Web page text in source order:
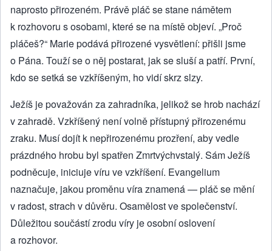
naprosto přirozeném. Právě pláč se stane námětem
k rozhovoru s osobami, které se na místě objeví. „Proč
pláčeš?“ Marie podává přirozené vysvětlení: přišli jsme
o Pána. Touží se o něj postarat, jak se sluší a patří. První,
kdo se setká se vzkříšeným, ho vidí skrz slzy.
Ježíš je považován za zahradníka, jelikož se hrob nachází
v zahradě. Vzkříšený není volně přístupný přirozenému
zraku. Musí dojít k nepřirozenému prozření, aby vedle
prázdného hrobu byl spatřen Zmrtvýchvstalý. Sám Ježíš
podněcuje, iniciuje víru ve vzkříšení. Evangelium
naznačuje, jakou proměnu víra znamená — pláč se mění
v radost, strach v důvěru. Osamělost ve společenství.
Důležitou součástí zrodu víry je osobní oslovení
a rozhovor.